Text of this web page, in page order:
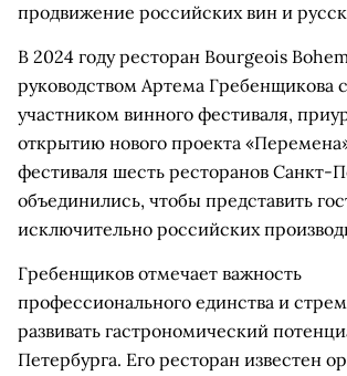
продвижение российских вин и
В 2024 году ресторан Bourgeois
руководством Артема Гребенщикова
участником винного фестиваля,
открытию нового проекта
фестиваля шесть ресторанов Санкт-
объединились, чтобы представить
исключительно российских
Гребенщиков отмечает важность
профессионального единства и
развивать гастрономический
Петербурга. Его ресторан известен